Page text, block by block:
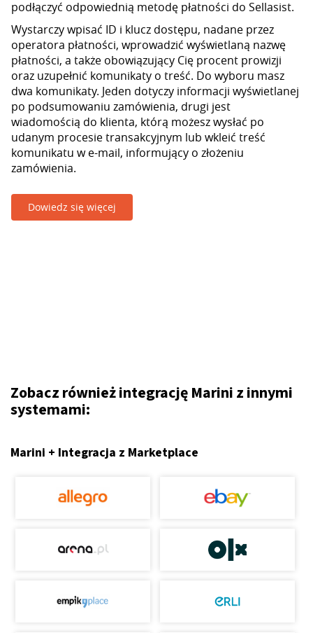
podłączyć odpowiednią metodę płatności do Sellasist.
Wystarczy wpisać ID i klucz dostępu, nadane przez
operatora płatności, wprowadzić wyświetlaną nazwę
płatności, a także obowiązujący Cię procent prowizji
oraz uzupełnić komunikaty o treść. Do wyboru masz
dwa komunikaty. Jeden dotyczy informacji wyświetlanej
po podsumowaniu zamówienia, drugi jest
wiadomością do klienta, którą możesz wysłać po
udanym procesie transakcyjnym lub wkleić treść
komunikatu w e-mail, informujący o złożeniu
zamówienia.
Dowiedz się więcej
Zobacz również integrację Marini z innymi
systemami:
Marini + Integracja z Marketplace